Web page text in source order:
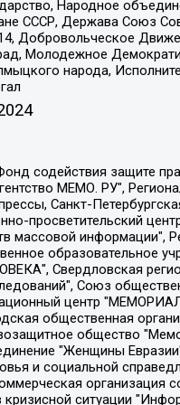
Народное
СССР, Держава Союз
Добровольческое
Молодежное
народа,
"ЖУРНАЛИСТ-ИНОСТРАННЫЙ АГЕНТ", Арапова Галина Юрьевна, Вольтская Татьяна Анатольевна, Американская компания "Mason G.E.S. Anonymous Foundation" (США), являющаяся владельцем интернет-издания https://mnews.world/, Компания "Stichting Bellingcat", зарегистрированная в Нидерландах (дата регистрации 11.07.2018), Захаров Андрей Вячеславович, Клепиковская Екатерина Дмитриевна, Общество с ограниченной ответственностью "МЕМО", Перл Роман Александрович, Симонов Евгений Алексеевич, Соловьева Елена Анатольевна, Сотников Даниил Владимирович, Сурначева Елизавета Дмитриевна, Автономная некоммерческая организация по защите прав человека и информированию населения "Якутия – Наше Мнение", Общество с ограниченной ответственностью "Москоу диджитал медиа", с 26.01.2023 Общество с ограниченной ответственностью "Чайка Белые сады", Ветошкина Валерия Валерьевна, Заговора Максим Александрович, Межрегиональное общественное движение "Российская ЛГБТ - сеть", Оленичев Максим Владимирович, Павлов Иван Юрьевич, Скворцова Елена Сергеевна, Общество с ограниченной ответственностью "Как бы инагент", Кочетков Игорь Викторович, Общество с ограниченной ответственностью "Честные выборы", Еланчик Олег Александрович, Общество с ограниченной ответственностью "Нобелевский призыв", Гималова Регина Эмилевна, Григорьев Андрей Валерьевич, Григорьева Алина Александровна, Ассоциация по содействию защите прав призывников, альтернативнослужащих и военнослужащих "Правозащитная группа